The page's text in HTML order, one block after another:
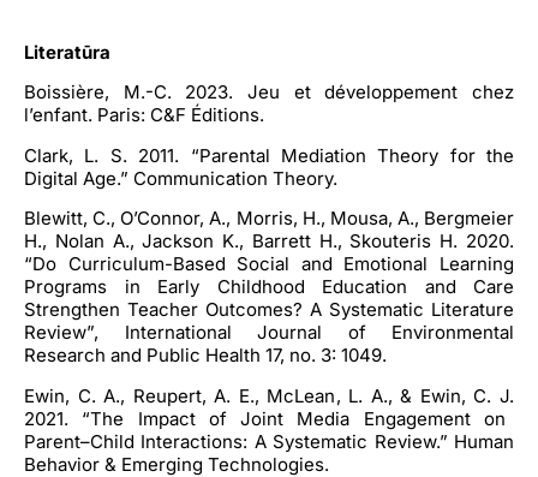
Literatūra
Boissière, M.-C. 2023. Jeu et développement chez
l’enfant. Paris: C&F Éditions.
Clark, L. S. 2011. “Parental Mediation Theory for the
Digital Age.” Communication Theory.
Blewitt, C., O’Connor, A., Morris, H., Mousa, A., Bergmeier
H., Nolan A., Jackson K., Barrett H., Skouteris H. 2020.
“Do Curriculum-Based Social and Emotional Learning
Programs in Early Childhood Education and Care
Strengthen Teacher Outcomes? A Systematic Literature
Review”, International Journal of Environmental
Research and Public Health 17, no. 3: 1049.
Ewin, C. A., Reupert, A. E., McLean, L. A., & Ewin, C. J.
2021. “The Impact of Joint Media Engagement on
Parent–Child Interactions: A Systematic Review.” Human
Behavior & Emerging Technologies.